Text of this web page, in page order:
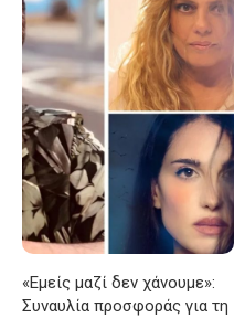
«Εμείς μαζί δεν χάνουμε»:
Συναυλία προσφοράς για τη